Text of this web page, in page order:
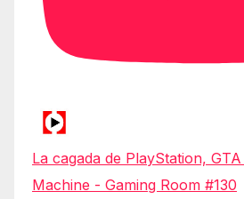
La cagada de PlayStation,
Machine - Gaming Room #130